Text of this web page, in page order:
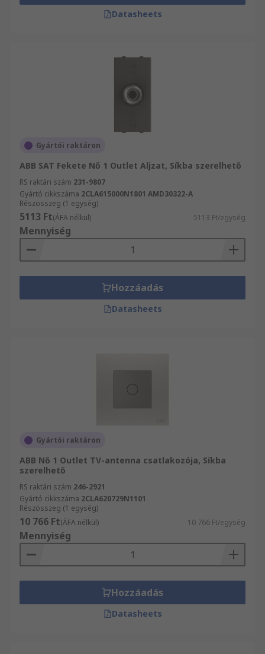
Datasheets
Gyártói raktáron
ABB SAT Fekete Nő 1 Outlet Aljzat, Síkba szerelhető
RS raktári szám 231-9807
Gyártó cikkszáma 2CLA615000N1801 AMD30322-A
Részösszeg (1 egység)
5113 Ft(ÁFA nélkül) 5113 Ft/egység
Mennyiség
Hozzáadás
Datasheets
Gyártói raktáron
ABB Nő 1 Outlet TV-antenna csatlakozója, Síkba
szerelhető
RS raktári szám 246-2921
Gyártó cikkszáma 2CLA620729N1101
Részösszeg (1 egység)
10 766 Ft(ÁFA nélkül) 10 766 Ft/egység
Mennyiség
Hozzáadás
Datasheets